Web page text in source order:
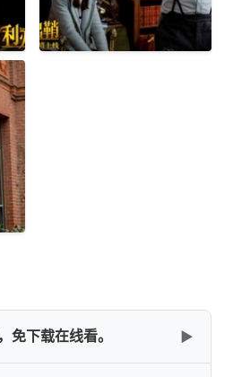
免下载在线看。 ▶